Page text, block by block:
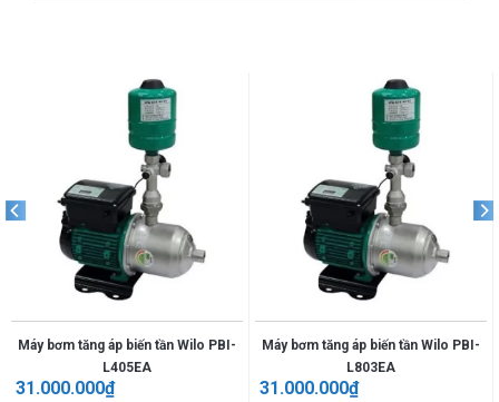
Máy bơm tăng áp biến tần Wilo PBI-
L405EA
31.000.000₫
Máy bơm tăng áp biến tần Wilo PBI-
L803EA
31.000.000₫